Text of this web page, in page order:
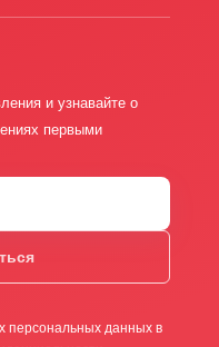
и узнавайте о
первыми
персональных данных в